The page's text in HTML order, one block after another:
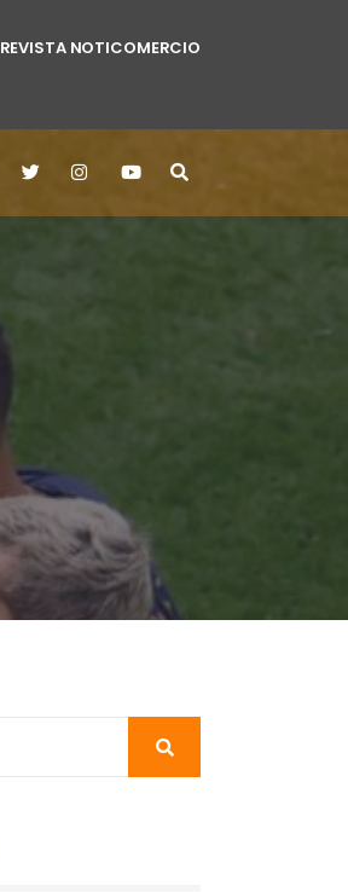
REVISTA NOTICOMERCIO